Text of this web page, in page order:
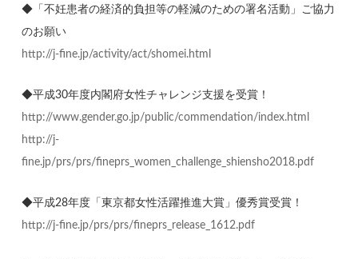
◆「不妊患者の経済的負担等の軽減のための署名活動」ご協力
のお願い
http://j-fine.jp/activity/act/shomei.html
◆平成30年度内閣府女性チャレンジ支援を受賞！
http://www.gender.go.jp/public/commendation/index.html
http://j-
fine.jp/prs/prs/fineprs_women_challenge_shiensho2018.pdf
◆平成28年度「東京都女性活躍推進大賞」優秀賞受賞！
http://j-fine.jp/prs/prs/fineprs_release_1612.pdf